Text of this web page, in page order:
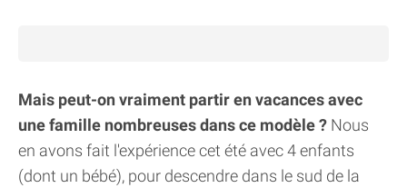
Mais peut-on vraiment partir en vacances avec
une famille nombreuses dans ce modèle ? Nous
en avons fait l'expérience cet été avec 4 enfants
(dont un bébé), pour descendre dans le sud de la